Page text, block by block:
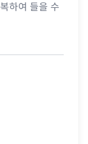
하여 들을 수